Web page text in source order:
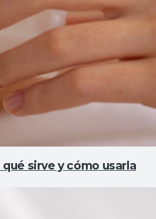
sirve y cómo usarla